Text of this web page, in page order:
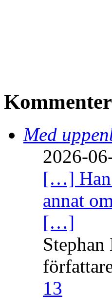
Med
2026-
[…] Han
annat
[…]
13